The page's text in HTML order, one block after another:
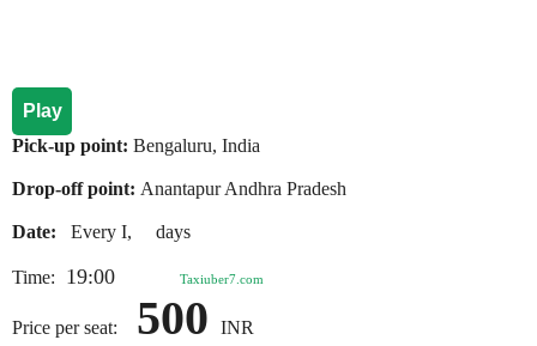
Play
Pick-up point: Bengaluru, India
Drop-off point: Anantapur Andhra Pradesh
Date: Every I, days
Time: 19:00 Taxiuber7.com
Price per seat: 500 INR